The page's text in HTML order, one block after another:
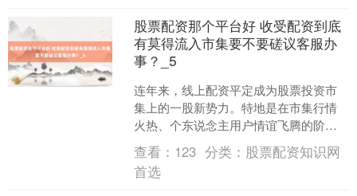
股票配资那个平台好 收受配资到底
有莫得流入市集要不要磋议客服办
事？_5
连年来，线上配资平定成为股票投资市
集上的一股新势力。特地是在市集行情
火热、个东说念主用户情谊飞腾的阶
段，不少东说念主但愿通过杠杆诳骗回
来放大盈利空间，而线上配资....
查看： 123 分类： 股票配资知识网
首选